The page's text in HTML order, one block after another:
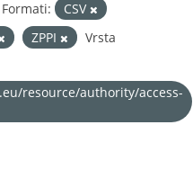
Formati:
CSV
ZPPI
Vrsta
resource/authority/access-